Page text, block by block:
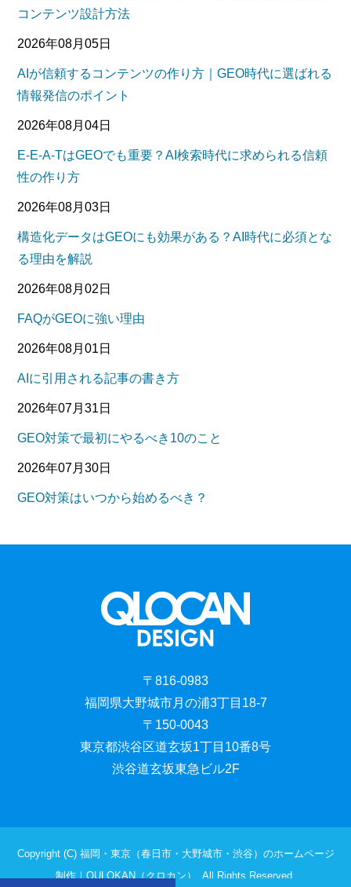
コンテンツ設計方法
2026年08月05日
AIが信頼するコンテンツの作り方｜GEO時代に選ばれる
情報発信のポイント
2026年08月04日
E-E-A-TはGEOでも重要？AI検索時代に求められる信頼
性の作り方
2026年08月03日
構造化データはGEOにも効果がある？AI時代に必須とな
る理由を解説
2026年08月02日
FAQがGEOに強い理由
2026年08月01日
AIに引用される記事の書き方
2026年07月31日
GEO対策で最初にやるべき10のこと
2026年07月30日
GEO対策はいつから始めるべき？
〒816-0983
福岡県大野城市月の浦3丁目18-7
〒150-0043
東京都渋谷区道玄坂1丁目10番8号
渋谷道玄坂東急ビル2F
Copyright (C) 福岡・東京（春日市・大野城市・渋谷）のホームページ
制作｜QULOKAN（クロカン）. All Rights Reserved.